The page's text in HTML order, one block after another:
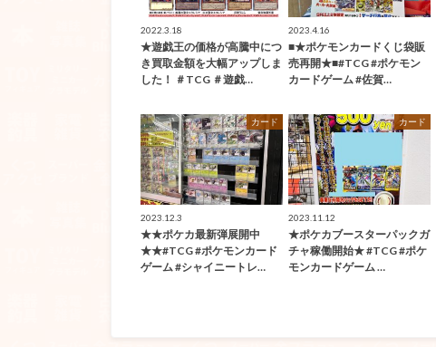
2022.3.18
★遊戯王の価格が高騰中につ
き買取金額を大幅アップしま
した！ ＃TCG ＃遊戯…
2023.4.16
■★ポケモンカードくじ袋販
売再開★■#TCG #ポケモン
カードゲーム #佐賀…
カード
2023.12.3
★★ポケカ最新弾展開中
★★#TCG #ポケモンカード
ゲーム #シャイニートレ…
カード
2023.11.12
★ポケカブースターパックガ
チャ稼働開始★ #TCG #ポケ
モンカードゲーム …